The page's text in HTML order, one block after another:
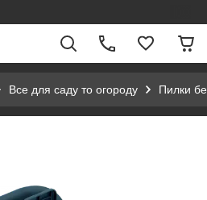
Все для саду то огороду Пилки